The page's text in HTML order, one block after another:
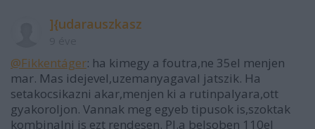
]{udarauszkasz
@Fikkentáger: ha kimegy a foutra,ne 35el menjen
mar. Mas idejevel,uzemanyagaval jatszik. Ha
setakocsikazni akar,menjen ki a rutinpalyara,ott
gyakoroljon. Vannak meg egyeb tipusok is,szoktak
kombinalni is ezt rendesen. Pl.a belsoben 110el